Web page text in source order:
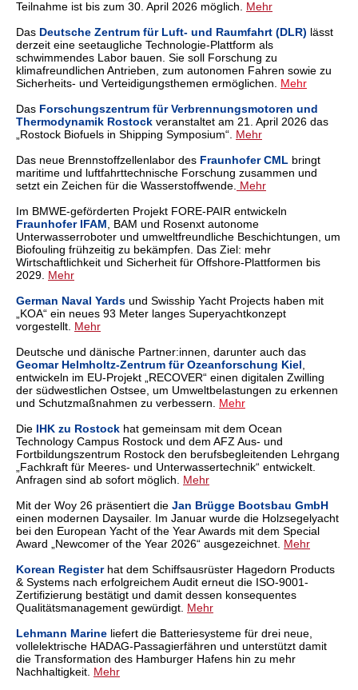
Teilnahme ist bis zum 30. April 2026 möglich. Mehr
Das Deutsche Zentrum für Luft- und Raumfahrt (DLR) lässt
derzeit eine seetaugliche Technologie-Plattform als
schwimmendes Labor bauen. Sie soll Forschung zu
klimafreundlichen Antrieben, zum autonomen Fahren sowie zu
Sicherheits- und Verteidigungsthemen ermöglichen. Mehr
Das Forschungszentrum für Verbrennungsmotoren und
Thermodynamik Rostock veranstaltet am 21. April 2026 das
„Rostock Biofuels in Shipping Symposium“. Mehr
Das neue Brennstoffzellenlabor des Fraunhofer CML bringt
maritime und luftfahrttechnische Forschung zusammen und
setzt ein Zeichen für die Wasserstoffwende. Mehr
Im BMWE-geförderten Projekt FORE-PAIR entwickeln
Fraunhofer IFAM , BAM und Rosenxt autonome
Unterwasserroboter und umweltfreundliche Beschichtungen, um
Biofouling frühzeitig zu bekämpfen. Das Ziel: mehr
Wirtschaftlichkeit und Sicherheit für Offshore-Plattformen bis
2029. Mehr
German Naval Yards und Swisship Yacht Projects haben mit
„KOA“ ein neues 93 Meter langes Superyachtkonzept
vorgestellt. Mehr
Deutsche und dänische Partner:innen, darunter auch das
Geomar Helmholtz-Zentrum für Ozeanforschung Kiel
entwickeln im EU-Projekt „RECOVER“ einen digitalen Zwilling
der südwestlichen Ostsee, um Umweltbelastungen zu erkennen
und Schutzmaßnahmen zu verbessern. Mehr
Die IHK zu Rostock hat gemeinsam mit dem Ocean
Technology Campus Rostock und dem AFZ Aus- und
Fortbildungszentrum Rostock den berufsbegleitenden Lehrgang
„Fachkraft für Meeres- und Unterwassertechnik“ entwickelt.
Anfragen sind ab sofort möglich. Mehr
Mit der Woy 26 präsentiert die Jan Brügge Bootsbau GmbH
einen modernen Daysailer. Im Januar wurde die Holzsegelyacht
bei den European Yacht of the Year Awards mit dem Special
Award „Newcomer of the Year 2026“ ausgezeichnet. Mehr
Korean Registerhat dem Schiffsausrüster Hagedorn Products
& Systems nach erfolgreichem Audit erneut die ISO-9001-
Zertifizierung bestätigt und damit dessen konsequentes
Qualitätsmanagement gewürdigt. Mehr
Lehmann Marine liefert die Batteriesysteme für drei neue,
vollelektrische HADAG-Passagierfähren und unterstützt damit
die Transformation des Hamburger Hafens hin zu mehr
Nachhaltigkeit. Mehr